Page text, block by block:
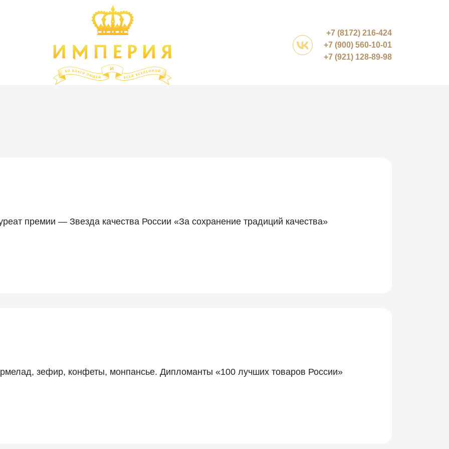
+7 (8172) 216-424
+7 (900) 560-10-01
+7 (921) 128-89-98
премии — Звезда качества России «За сохранение традиций качества»
зефир, конфеты, монпансье. Дипломанты «100 лучших товаров России»